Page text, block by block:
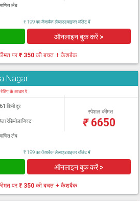
लैब
₹ 199 का कैशबैक लैब्सएडवाइजर वॉलेट में
ऑनलाइन बुक करें >
पर₹ 350की बचत + कैशबैक
Nagar
के आधार पे
किमी दूर
रेडियोलाजिस्ट
लैब
स्पेशल कीमत
₹6650
₹ 199 का कैशबैक लैब्सएडवाइजर वॉलेट में
ऑनलाइन बुक करें >
पर₹ 350की बचत + कैशबैक